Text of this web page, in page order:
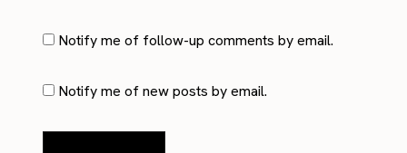
Notify me of follow-up comments by email.
Notify me of new posts by email.